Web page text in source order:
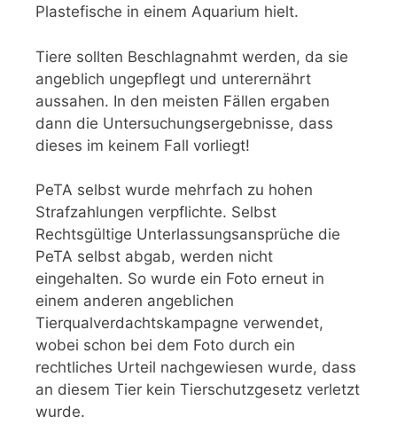
Plastefische in einem Aquarium hielt.
Tiere sollten Beschlagnahmt werden, da sie
angeblich ungepflegt und unterernährt
aussahen. In den meisten Fällen ergaben
dann die Untersuchungsergebnisse, dass
dieses im keinem Fall vorliegt!
PeTA selbst wurde mehrfach zu hohen
Strafzahlungen verpflichte. Selbst
Rechtsgültige Unterlassungsansprüche die
PeTA selbst abgab, werden nicht
eingehalten. So wurde ein Foto erneut in
einem anderen angeblichen
Tierqualverdachtskampagne verwendet,
wobei schon bei dem Foto durch ein
rechtliches Urteil nachgewiesen wurde, dass
an diesem Tier kein Tierschutzgesetz verletzt
wurde.